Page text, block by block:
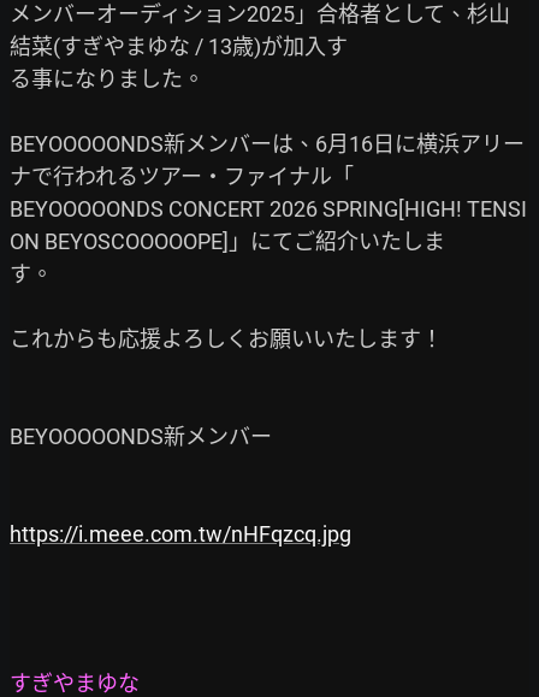
メンバーオーディション2025」合格者として、杉山
結菜(すぎやまゆな / 13歳)が加入す
る事になりました。
BEYOOOOONDS新メンバーは、6月16日に横浜アリー
ナで行われるツアー・ファイナル「
BEYOOOOONDS CONCERT 2026 SPRING[HIGH! TENSI
ON BEYOSCOOOOOPE]」にてご紹介いたしま
す。
これからも応援よろしくお願いいたします！
BEYOOOOONDS新メンバー
https://i.meee.com.tw/nHFqzcq.jpg
すぎやまゆな